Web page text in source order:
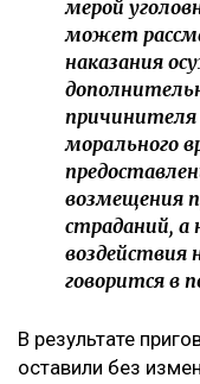
мерой
может
наказания
причинителя
морального
возмещения
страданий, а
воздействия
говорится в
В результате
оставили без